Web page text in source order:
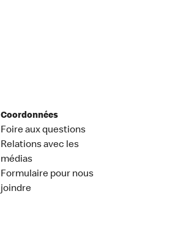
Coordonnées
Foire aux questions
Relations avec les
médias
Formulaire pour nous
joindre